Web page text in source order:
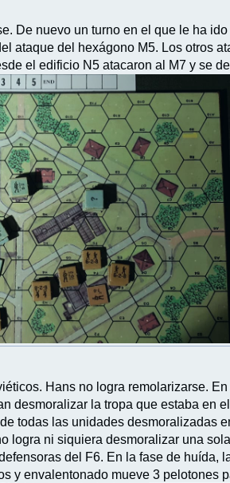
De nuevo un turno en el que le ha
ataque del hexágono M5. Los otros
el edificio N5 atacaron al M7 y se
Hans no logra remolarizarse.
desmoralizar la tropa que estaba en
todas las unidades desmoralizadas
logra ni siquiera desmoralizar una
del F6. En la fase de huída,
y envalentonado mueve 3 pelotones